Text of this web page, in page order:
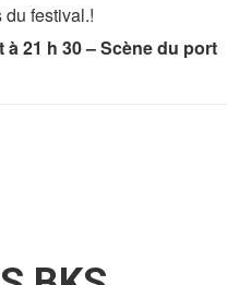
du festival.!
à 21 h 30 – Scène du port